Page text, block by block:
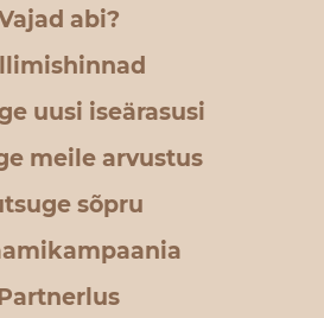
abi?
uusi iseärasusi
meile arvustus
sõpru